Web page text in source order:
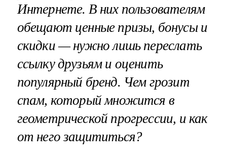
Интернете. В них пользователям
обещают ценные призы, бонусы и
скидки — нужно лишь переслать
ссылку друзьям и оценить
популярный бренд. Чем грозит
спам, который множится в
геометрической прогрессии, и как
от него защититься?